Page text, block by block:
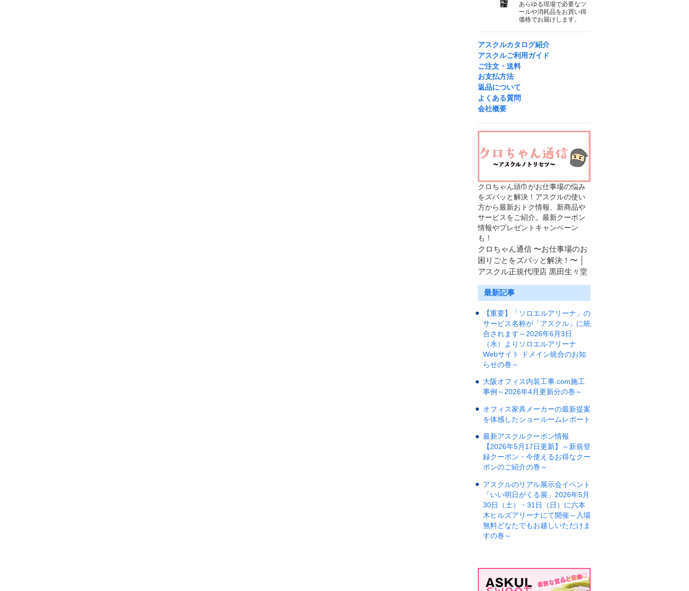
あらゆる現場で必要なツ
ールや消耗品をお買い得
価格でお届けします。
アスクルカタログ紹介
アスクルご利用ガイド
ご注文・送料
お支払方法
返品について
よくある質問
会社概要
クロちゃん頭巾がお仕事場の悩み
をズバッと解決！アスクルの使い
方から最新おトク情報、新商品や
サービスをご紹介。最新クーポン
情報やプレゼントキャンペーン
も！
クロちゃん通信 〜お仕事場のお
困りごとをズバッと解決！〜 │
アスクル正規代理店 黒田生々堂
最新記事
【重要】「ソロエルアリーナ」の
サービス名称が「アスクル」に統
合されます～2026年6月3日
（水）よりソロエルアリーナ
Webサイト ドメイン統合のお知
らせの巻～
大阪オフィス内装工事.com施工
事例～2026年4月更新分の巻～
オフィス家具メーカーの最新提案
を体感したショールームレポート
最新アスクルクーポン情報
【2026年5月17日更新】～新規登
録クーポン・今使えるお得なクー
ポンのご紹介の巻～
アスクルのリアル展示会イベント
「いい明日がくる展」2026年5月
30日（土）・31日（日）に六本
木ヒルズアリーナにて開催～入場
無料どなたでもお越しいただけま
すの巻～